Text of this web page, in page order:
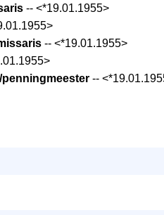
-- <*19.01.1955>
-- <*19.01.1955>
--